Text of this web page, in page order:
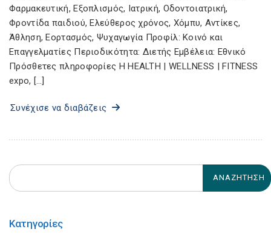
Φαρμακευτική, Εξοπλισμός, Ιατρική, Οδοντοιατρική,
Φροντίδα παιδιού, Ελεύθερος χρόνος, Χόμπυ, Αντίκες,
Άθληση, Εορτασμός, Ψυχαγωγία Προφίλ: Κοινό και
Επαγγελματίες Περιοδικότητα: Διετής Εμβέλεια: Εθνικό
Πρόσθετες πληροφορίες Η HEALTH | WELLNESS | FITNESS
expo, […]
Συνέχισε να διαβάζεις
Κατηγορίες